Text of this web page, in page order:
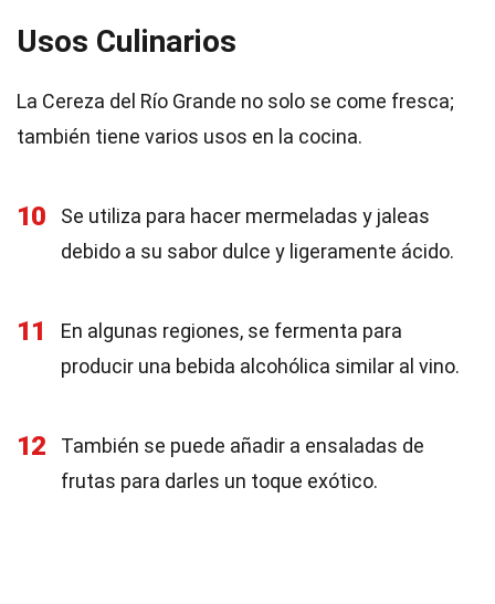
Usos Culinarios
La Cereza del Río Grande no solo se come fresca;
también tiene varios usos en la cocina.
10
Se utiliza para hacer mermeladas y jaleas
debido a su sabor dulce y ligeramente ácido.
11
En algunas regiones, se fermenta para
producir una bebida alcohólica similar al vino.
12
También se puede añadir a ensaladas de
frutas para darles un toque exótico.